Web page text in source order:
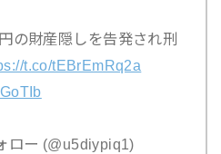
の財産隠しを告発され刑
t.co/tEBrEmRq2a
ロー (@u5diypiq1)